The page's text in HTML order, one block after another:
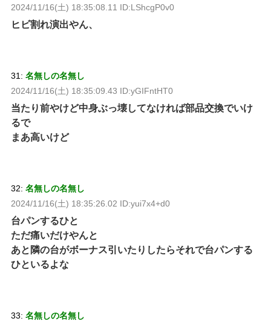
2024/11/16(土) 18:35:08.11 ID:LShcgP0v0
ヒビ割れ演出やん、
31: 名無しの名無し
2024/11/16(土) 18:35:09.43 ID:yGIFntHT0
当たり前やけど中身ぶっ壊してなければ部品交換でいけ
るで
まあ高いけど
32: 名無しの名無し
2024/11/16(土) 18:35:26.02 ID:yui7x4+d0
台パンするひと
ただ痛いだけやんと
あと隣の台がボーナス引いたりしたらそれで台パンする
ひといるよな
33: 名無しの名無し